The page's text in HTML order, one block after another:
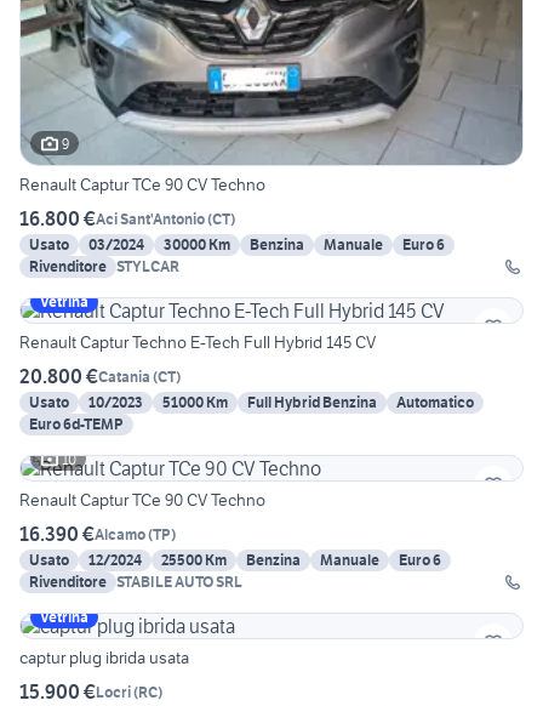
9
Renault Captur TCe 90 CV Techno
16.800 €Aci Sant'Antonio(CT)
Usato
03/2024 30000 Km Benzina Manuale
Euro 6
Rivenditore STYLCAR
Vetrina
Renault Captur Techno E-Tech Full Hybrid 145 CV
20.800 €Catania (CT)
Usato
10/2023 51000 Km Full Hybrid Benzina
Automatico
Euro 6d-TEMP
10
Renault Captur TCe 90 CV Techno
16.390 €Alcamo(TP)
Usato
12/2024 25500 Km Benzina Manuale
Euro 6
Rivenditore STABILE AUTO SRL
Vetrina
captur plug ibrida usata
15.900 €Locri(RC)